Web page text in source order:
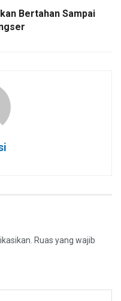
Bertahan Sampai
Ruas yang wajib